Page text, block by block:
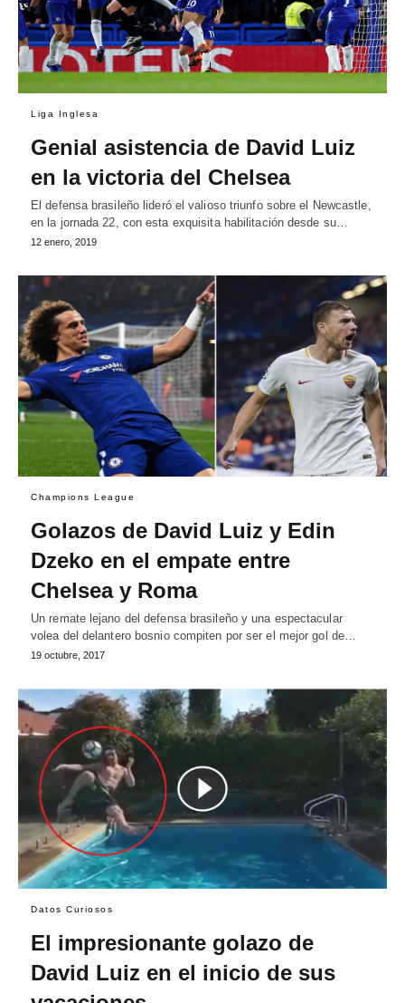
Liga Inglesa
Genial asistencia de David Luiz
en la victoria del Chelsea
El defensa brasileño lideró el valioso triunfo sobre el Newcastle,
en la jornada 22, con esta exquisita habilitación desde su…
12 enero, 2019
Champions League
Golazos de David Luiz y Edin
Dzeko en el empate entre
Chelsea y Roma
Un remate lejano del defensa brasileño y una espectacular
volea del delantero bosnio compiten por ser el mejor gol de…
19 octubre, 2017
Datos Curiosos
El impresionante golazo de
David Luiz en el inicio de sus